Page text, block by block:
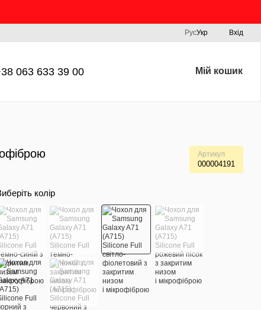
РусУкр Вхід
063 633 39 00 Мій кошик
Артикул
000004191
колір